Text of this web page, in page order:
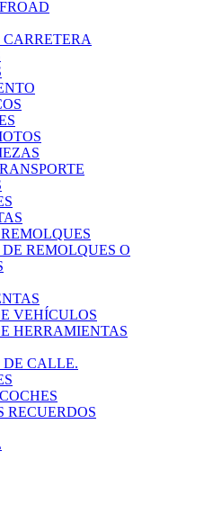
REMOLQUES O
VEHÍCULOS
HERRAMIENTAS
DE CALLE.
RECUERDOS